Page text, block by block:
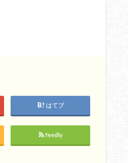
はてブ
feedly